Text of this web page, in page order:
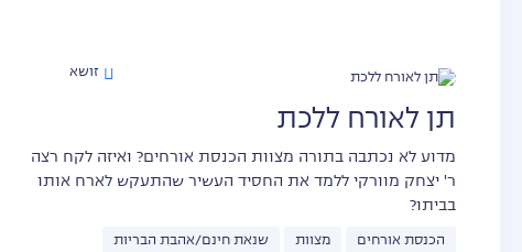
זושא
תן לאורח ללכת
מדוע לא נכתבה בתורה מצוות הכנסת אורחים? ואיזה לקח רצה
ר' יצחק מוורקי ללמד את החסיד העשיר שהתעקש לארח אותו
בביתו?
הכנסת אורחים מצוות שנאת חינם/אהבת הבריות